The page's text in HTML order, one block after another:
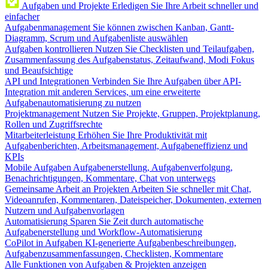
Aufgaben und Projekte Erledigen Sie Ihre Arbeit schneller und
einfacher
Aufgabenmanagement Sie können zwischen Kanban, Gantt-
Diagramm, Scrum und Aufgabenliste auswählen
Aufgaben kontrollieren Nutzen Sie Checklisten und Teilaufgaben,
Zusammenfassung des Aufgabenstatus, Zeitaufwand, Modi Fokus
und Beaufsichtige
API und Integrationen Verbinden Sie Ihre Aufgaben über API-
Integration mit anderen Services, um eine erweiterte
Aufgabenautomatisierung zu nutzen
Projektmanagement Nutzen Sie Projekte, Gruppen, Projektplanung,
Rollen und Zugriffsrechte
Mitarbeiterleistung Erhöhen Sie Ihre Produktivität mit
Aufgabenberichten, Arbeitsmanagement, Aufgabeneffizienz und
KPIs
Mobile Aufgaben Aufgabenerstellung, Aufgabenverfolgung,
Benachrichtigungen, Kommentare, Chat von unterwegs
Gemeinsame Arbeit an Projekten Arbeiten Sie schneller mit Chat,
Videoanrufen, Kommentaren, Dateispeicher, Dokumenten, externen
Nutzern und Aufgabenvorlagen
Automatisierung Sparen Sie Zeit durch automatische
Aufgabenerstellung und Workflow-Automatisierung
CoPilot in Aufgaben KI-generierte Aufgabenbeschreibungen,
Aufgabenzusammenfassungen, Checklisten, Kommentare
Alle Funktionen von Aufgaben & Projekten anzeigen